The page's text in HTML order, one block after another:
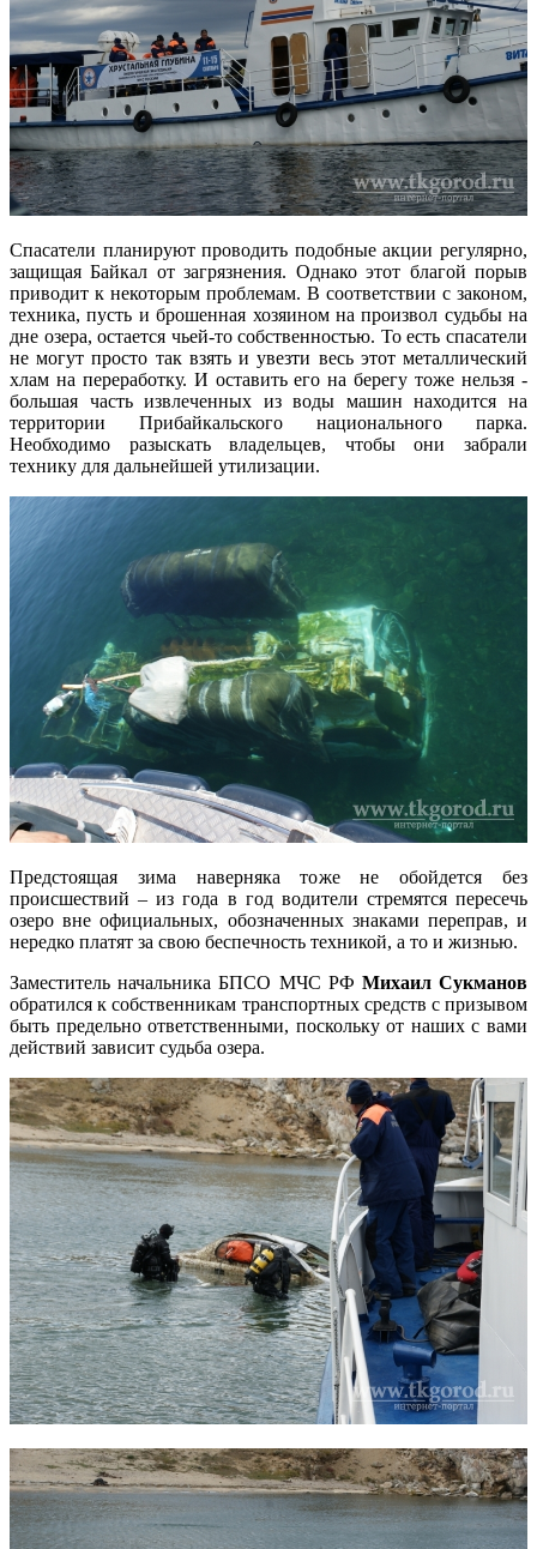
Спасатели планируют проводить подобные акции регулярно,
защищая Байкал от загрязнения. Однако этот благой порыв
приводит к некоторым проблемам. В соответствии с законом,
техника, пусть и брошенная хозяином на произвол судьбы на
дне озера, остается чьей-то собственностью. То есть спасатели
не могут просто так взять и увезти весь этот металлический
хлам на переработку. И оставить его на берегу тоже нельзя -
большая часть извлеченных из воды машин находится на
территории Прибайкальского национального парка.
Необходимо разыскать владельцев, чтобы они забрали
технику для дальнейшей утилизации.
Предстоящая зима наверняка тоже не обойдется без
происшествий – из года в год водители стремятся пересечь
озеро вне официальных, обозначенных знаками переправ, и
нередко платят за свою беспечность техникой, а то и жизнью.
Заместитель начальника БПСО МЧС РФ Михаил Сукманов
обратился к собственникам транспортных средств с призывом
быть предельно ответственными, поскольку от наших с вами
действий зависит судьба озера.